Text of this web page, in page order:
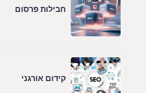
חבילות פרסום
קידום אורגני